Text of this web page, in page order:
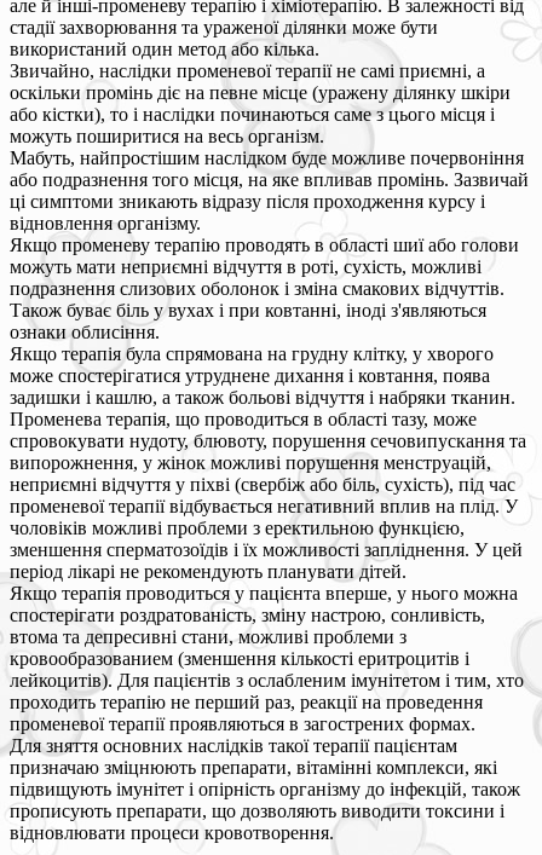
але й інші-променеву терапію і хіміотерапію. В залежності від
стадії захворювання та ураженої ділянки може бути
використаний один метод або кілька.
Звичайно, наслідки променевої терапії не самі приємні, а
оскільки промінь діє на певне місце (уражену ділянку шкіри
або кістки), то і наслідки починаються саме з цього місця і
можуть поширитися на весь організм.
Мабуть, найпростішим наслідком буде можливе почервоніння
або подразнення того місця, на яке впливав промінь. Зазвичай
ці симптоми зникають відразу після проходження курсу і
відновлення організму.
Якщо променеву терапію проводять в області шиї або голови
можуть мати неприємні відчуття в роті, сухість, можливі
подразнення слизових оболонок і зміна смакових відчуттів.
Також буває біль у вухах і при ковтанні, іноді з'являються
ознаки облисіння.
Якщо терапія була спрямована на грудну клітку, у хворого
може спостерігатися утруднене дихання і ковтання, поява
задишки і кашлю, а також больові відчуття і набряки тканин.
Променева терапія, що проводиться в області тазу, може
спровокувати нудоту, блювоту, порушення сечовипускання та
випорожнення, у жінок можливі порушення менструацій,
неприємні відчуття у піхві (свербіж або біль, сухість), під час
променевої терапії відбувається негативний вплив на плід. У
чоловіків можливі проблеми з еректильною функцією,
зменшення сперматозоїдів і їх можливості запліднення. У цей
період лікарі не рекомендують планувати дітей.
Якщо терапія проводиться у пацієнта вперше, у нього можна
спостерігати роздратованість, зміну настрою, сонливість,
втома та депресивні стани, можливі проблеми з
кровообразованием (зменшення кількості еритроцитів і
лейкоцитів). Для пацієнтів з ослабленим імунітетом і тим, хто
проходить терапію не перший раз, реакції на проведення
променевої терапії проявляються в загострених формах.
Для зняття основних наслідків такої терапії пацієнтам
призначаю зміцнюють препарати, вітамінні комплекси, які
підвищують імунітет і опірність організму до інфекцій, також
прописують препарати, що дозволяють виводити токсини і
відновлювати процеси кровотворення.